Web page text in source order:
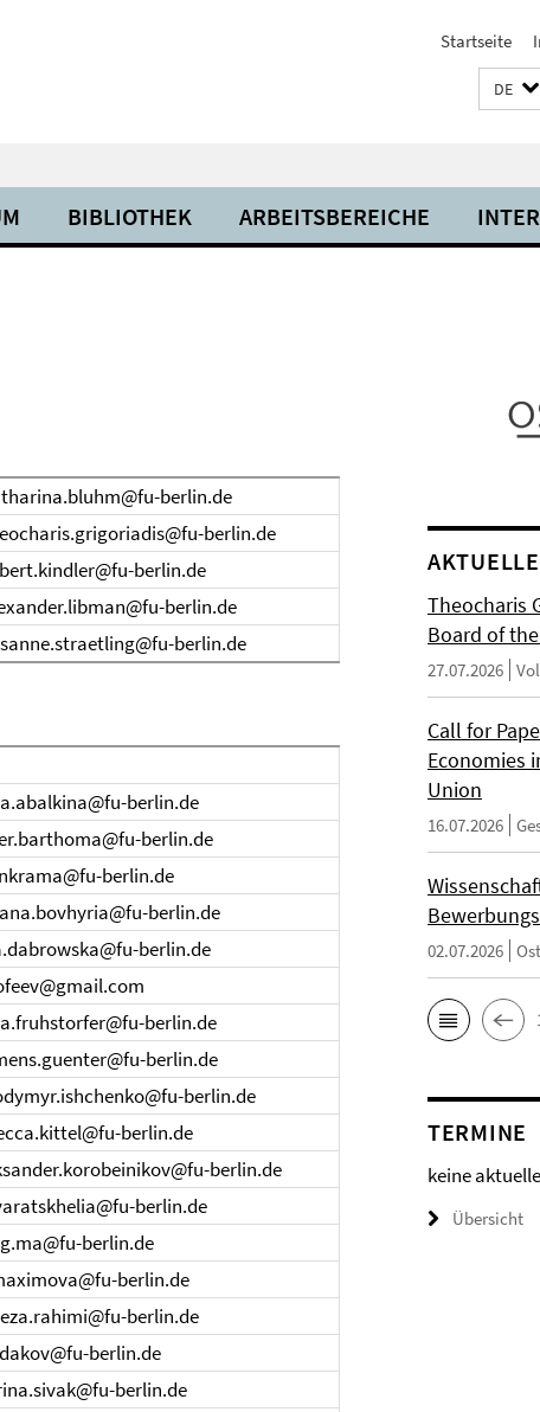
Startseite
DE
BIBLIOTHEK ARBEITSBEREICHE
berlin.de
berlin.de
berlin.de
berlin.de
berlin.de
berlin.de
berlin.de
berlin.de
berlin.de
berlin.de
berlin.de
berlin.de
berlin.de
berlin.de
berlin.de
berlin.de
berlin.de
berlin.de
berlin.de
berlin.de
berlin.de
Theocharis
Board of
27.07.2026
Call for
Economies
Union
16.07.2026
02.07.2026
TERMINE
keine
Übersicht